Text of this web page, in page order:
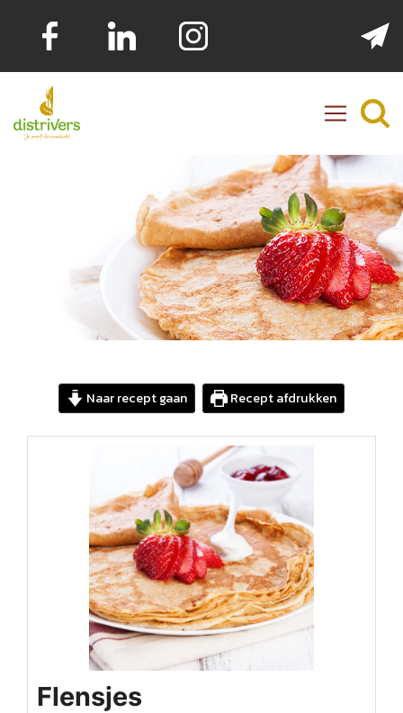
Distrivers
Naar recept gaan Recept afdrukken
Flensjes